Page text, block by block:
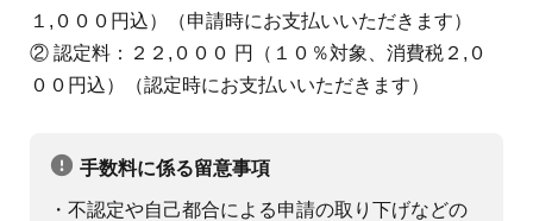
１,０００円込）（申請時にお支払いいただきます）
② 認定料：２２,０００ 円（１０％対象、消費税２,０
００円込）（認定時にお支払いいただきます）
手数料に係る留意事項
・不認定や自己都合による申請の取り下げなどの